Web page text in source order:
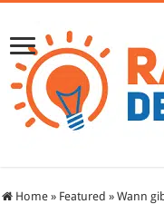
Home » Featured » Wann